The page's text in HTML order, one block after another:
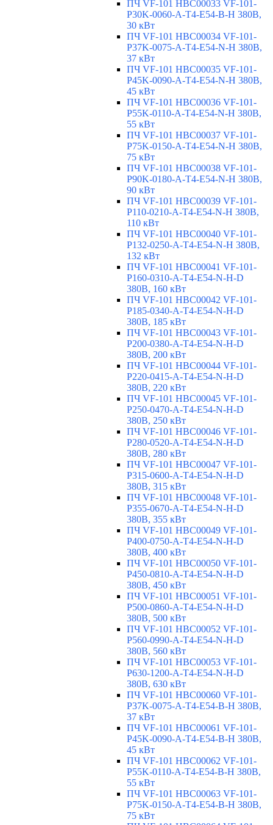
ПЧ VF-101 HBC00033 VF-101-
P30K-0060-A-T4-E54-B-H 380В,
30 кВт
ПЧ VF-101 HBC00034 VF-101-
P37K-0075-A-T4-E54-N-H 380В,
37 кВт
ПЧ VF-101 HBC00035 VF-101-
P45K-0090-A-T4-E54-N-H 380В,
45 кВт
ПЧ VF-101 HBC00036 VF-101-
P55K-0110-A-T4-E54-N-H 380В,
55 кВт
ПЧ VF-101 HBC00037 VF-101-
P75K-0150-A-T4-E54-N-H 380В,
75 кВт
ПЧ VF-101 HBC00038 VF-101-
P90K-0180-A-T4-E54-N-H 380В,
90 кВт
ПЧ VF-101 HBC00039 VF-101-
P110-0210-A-T4-E54-N-H 380В,
110 кВт
ПЧ VF-101 HBC00040 VF-101-
P132-0250-A-T4-E54-N-H 380В,
132 кВт
ПЧ VF-101 HBC00041 VF-101-
P160-0310-A-T4-E54-N-H-D
380В, 160 кВт
ПЧ VF-101 HBC00042 VF-101-
P185-0340-A-T4-E54-N-H-D
380В, 185 кВт
ПЧ VF-101 HBC00043 VF-101-
P200-0380-A-T4-E54-N-H-D
380В, 200 кВт
ПЧ VF-101 HBC00044 VF-101-
P220-0415-A-T4-E54-N-H-D
380В, 220 кВт
ПЧ VF-101 HBC00045 VF-101-
P250-0470-A-T4-E54-N-H-D
380В, 250 кВт
ПЧ VF-101 HBC00046 VF-101-
P280-0520-A-T4-E54-N-H-D
380В, 280 кВт
ПЧ VF-101 HBC00047 VF-101-
P315-0600-A-T4-E54-N-H-D
380В, 315 кВт
ПЧ VF-101 HBC00048 VF-101-
P355-0670-A-T4-E54-N-H-D
380В, 355 кВт
ПЧ VF-101 HBC00049 VF-101-
P400-0750-A-T4-E54-N-H-D
380В, 400 кВт
ПЧ VF-101 HBC00050 VF-101-
P450-0810-A-T4-E54-N-H-D
380В, 450 кВт
ПЧ VF-101 HBC00051 VF-101-
P500-0860-A-T4-E54-N-H-D
380В, 500 кВт
ПЧ VF-101 HBC00052 VF-101-
P560-0990-A-T4-E54-N-H-D
380В, 560 кВт
ПЧ VF-101 HBC00053 VF-101-
P630-1200-A-T4-E54-N-H-D
380В, 630 кВт
ПЧ VF-101 HBC00060 VF-101-
P37K-0075-A-T4-E54-B-H 380В,
37 кВт
ПЧ VF-101 HBC00061 VF-101-
P45K-0090-A-T4-E54-B-H 380В,
45 кВт
ПЧ VF-101 HBC00062 VF-101-
P55K-0110-A-T4-E54-B-H 380В,
55 кВт
ПЧ VF-101 HBC00063 VF-101-
P75K-0150-A-T4-E54-B-H 380В,
75 кВт